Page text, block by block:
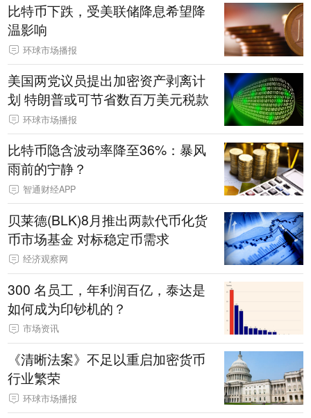
比特币下跌，受美联储降息希望降
温影响
环球市场播报
美国两党议员提出加密资产剥离计
划 特朗普或可节省数百万美元税款
环球市场播报
比特币隐含波动率降至36%：暴风
雨前的宁静？
智通财经APP
贝莱德(BLK)8月推出两款代币化货
币市场基金 对标稳定币需求
经济观察网
300 名员工，年利润百亿，泰达是
如何成为印钞机的？
市场资讯
《清晰法案》不足以重启加密货币
行业繁荣
环球市场播报